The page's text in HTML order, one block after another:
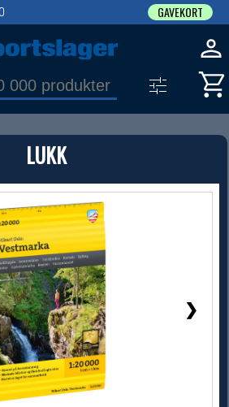
LUKK
❯
GAVEKORT
PRODUKT
Produkter (1)
filter til å spisse søket